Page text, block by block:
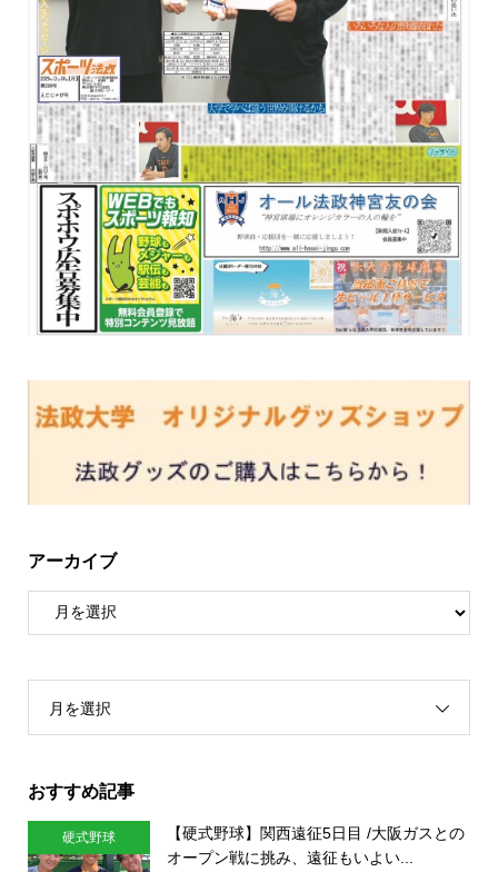
アーカイブ
月を選択
おすすめ記事
硬式野球
【硬式野球】関西遠征5日目 /大阪ガスとの
オープン戦に挑み、遠征もいよい...